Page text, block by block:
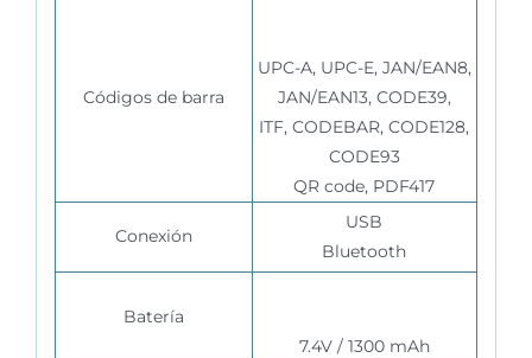
Códigos de barra
UPC-A, UPC-E, JAN/EAN8,
JAN/EAN13, CODE39,
ITF, CODEBAR, CODE128,
CODE93
QR code, PDF417
Conexión
USB
Bluetooth
Batería
7.4V / 1300 mAh